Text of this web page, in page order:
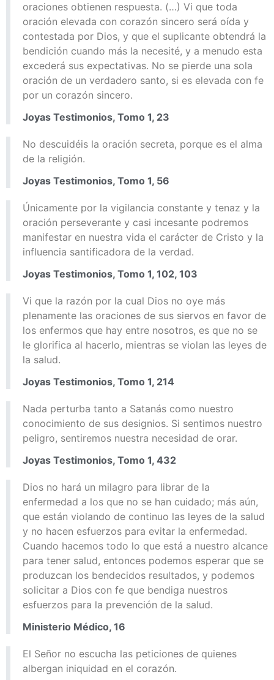
oraciones obtienen respuesta. (…) Vi que toda
oración elevada con corazón sincero será oída y
contestada por Dios, y que el suplicante obtendrá la
bendición cuando más la necesité, y a menudo esta
excederá sus expectativas. No se pierde una sola
oración de un verdadero santo, si es elevada con fe
por un corazón sincero.
Joyas Testimonios, Tomo 1, 23
No descuidéis la oración secreta, porque es el alma
de la religión.
Joyas Testimonios, Tomo 1, 56
Únicamente por la vigilancia constante y tenaz y la
oración perseverante y casi incesante podremos
manifestar en nuestra vida el carácter de Cristo y la
influencia santificadora de la verdad.
Joyas Testimonios, Tomo 1, 102, 103
Vi que la razón por la cual Dios no oye más
plenamente las oraciones de sus siervos en favor de
los enfermos que hay entre nosotros, es que no se
le glorifica al hacerlo, mientras se violan las leyes de
la salud.
Joyas Testimonios, Tomo 1, 214
Nada perturba tanto a Satanás como nuestro
conocimiento de sus designios. Si sentimos nuestro
peligro, sentiremos nuestra necesidad de orar.
Joyas Testimonios, Tomo 1, 432
Dios no hará un milagro para librar de la
enfermedad a los que no se han cuidado; más aún,
que están violando de continuo las leyes de la salud
y no hacen esfuerzos para evitar la enfermedad.
Cuando hacemos todo lo que está a nuestro alcance
para tener salud, entonces podemos esperar que se
produzcan los bendecidos resultados, y podemos
solicitar a Dios con fe que bendiga nuestros
esfuerzos para la prevención de la salud.
Ministerio Médico, 16
El Señor no escucha las peticiones de quienes
albergan iniquidad en el corazón.